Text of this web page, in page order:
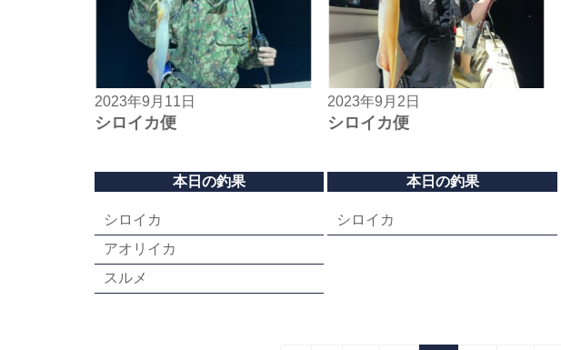
2023年9月11日
シロイカ便
本日の釣果
シロイカ
アオリイカ
スルメ
2023年9月2日
シロイカ便
本日の釣果
シロイカ